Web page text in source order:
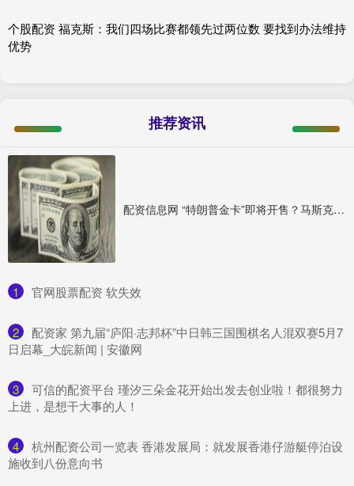
个股配资 福克斯：我们四场比赛都领先过两位数 要找到办法维持
优势
推荐资讯
配资信息网 “特朗普金卡”即将开售？马斯克这么说
1 ​官网股票配资 软失效
2
​配资家 第九届“庐阳·志邦杯”中日韩三国围棋名人混双赛5月7
日启幕_大皖新闻 | 安徽网
3
​可信的配资平台 瑾汐三朵金花开始出发去创业啦！都很努力
上进，是想干大事的人！
4
​杭州配资公司一览表 香港发展局：就发展香港仔游艇停泊设
施收到八份意向书